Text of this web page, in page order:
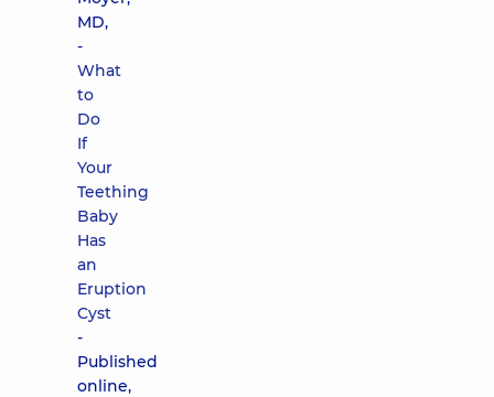
MD,
-
What
to
Do
If
Your
Teething
Baby
Has
an
Eruption
Cyst
-
Published
online,